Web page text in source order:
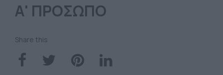
Α' ΠΡΟΣΩΠΟ
Share this